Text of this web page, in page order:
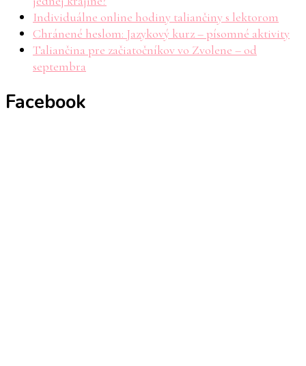
Individuálne online hodiny taliančiny s lektorom
Chránené heslom: Jazykový kurz – písomné aktivity
Taliančina pre začiatočníkov vo Zvolene – od
septembra
Facebook